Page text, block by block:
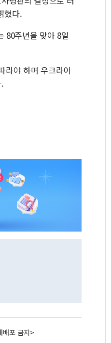
혔다.
80주년을 맞아 8일
라야 하며 우크라이
포 금지>